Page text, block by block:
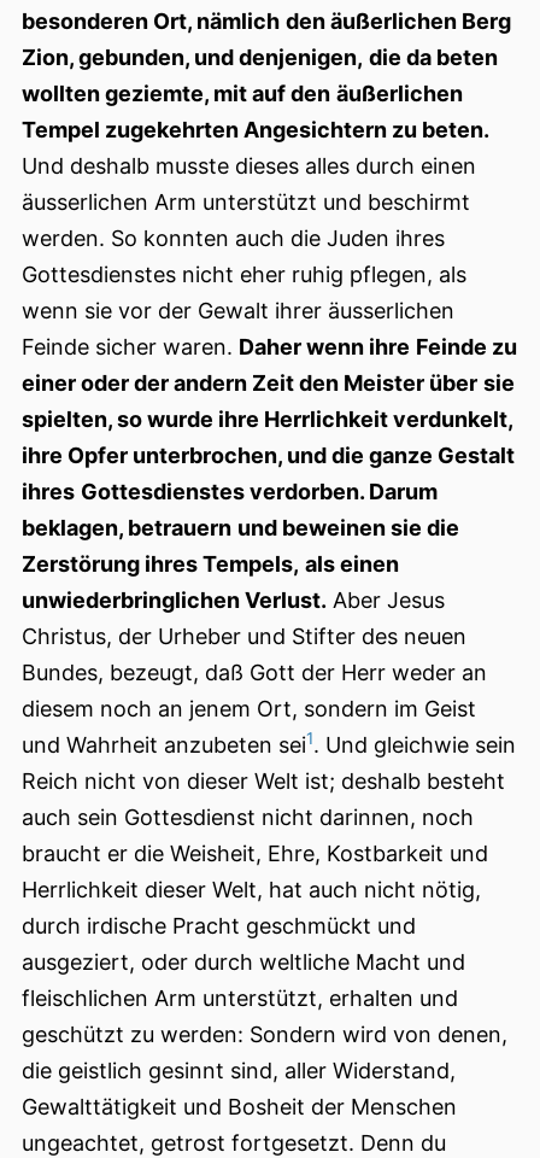
besonderen Ort, nämlich den äußerlichen Berg
Zion, gebunden, und denjenigen, die da beten
wollten geziemte, mit auf den äußerlichen
Tempel zugekehrten Angesichtern zu beten.
Und deshalb musste dieses alles durch einen
äusserlichen Arm unterstützt und beschirmt
werden. So konnten auch die Juden ihres
Gottesdienstes nicht eher ruhig pflegen, als
wenn sie vor der Gewalt ihrer äusserlichen
Feinde sicher waren. Daher wenn ihre Feinde zu
einer oder der andern Zeit den Meister über sie
spielten, so wurde ihre Herrlichkeit verdunkelt,
ihre Opfer unterbrochen, und die ganze Gestalt
ihres Gottesdienstes verdorben. Darum
beklagen, betrauern und beweinen sie die
Zerstörung ihres Tempels, als einen
unwiederbringlichen Verlust. Aber Jesus
Christus, der Urheber und Stifter des neuen
Bundes, bezeugt, daß Gott der Herr weder an
diesem noch an jenem Ort, sondern im Geist
und Wahrheit anzubeten sei1. Und gleichwie sein
Reich nicht von dieser Welt ist; deshalb besteht
auch sein Gottesdienst nicht darinnen, noch
braucht er die Weisheit, Ehre, Kostbarkeit und
Herrlichkeit dieser Welt, hat auch nicht nötig,
durch irdische Pracht geschmückt und
ausgeziert, oder durch weltliche Macht und
fleischlichen Arm unterstützt, erhalten und
geschützt zu werden: Sondern wird von denen,
die geistlich gesinnt sind, aller Widerstand,
Gewalttätigkeit und Bosheit der Menschen
ungeachtet, getrost fortgesetzt. Denn du